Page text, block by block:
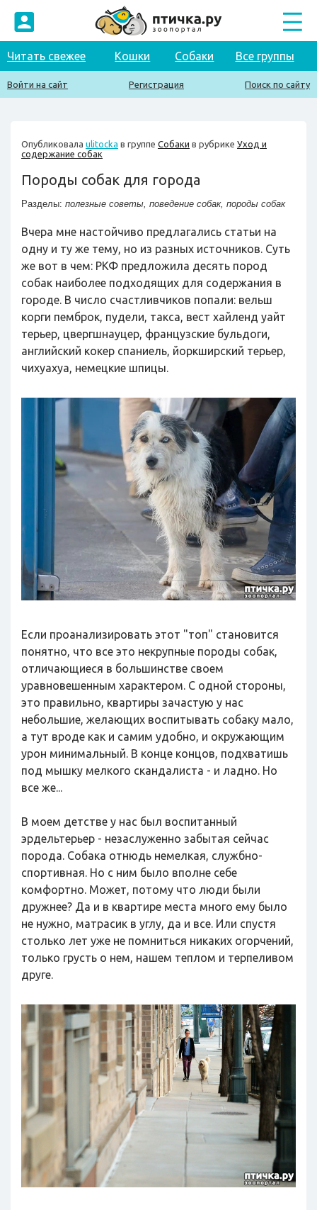
Читать свежее Кошки Собаки Все группы
Войти на сайт Регистрация Поиск по сайту
Опубликовала ulitocka в группе Собаки в рубрике Уход и
содержание собак
Породы собак для города
Разделы: полезные советы, поведение собак, породы собак
Вчера мне настойчиво предлагались статьи на
одну и ту же тему, но из разных источников. Суть
же вот в чем: РКФ предложила десять пород
собак наиболее подходящих для содержания в
городе. В число счастливчиков попали: вельш
корги пемброк, пудели, такса, вест хайленд уайт
терьер, цвергшнауцер, французские бульдоги,
английский кокер спаниель, йоркширский терьер,
чихуахуа, немецкие шпицы.
Если проанализировать этот "топ" становится
понятно, что все это некрупные породы собак,
отличающиеся в большинстве своем
уравновешенным характером. С одной стороны,
это правильно, квартиры зачастую у нас
небольшие, желающих воспитывать собаку мало,
а тут вроде как и самим удобно, и окружающим
урон минимальный. В конце концов, подхватишь
под мышку мелкого скандалиста - и ладно. Но
все же...
В моем детстве у нас был воспитанный
эрдельтерьер - незаслуженно забытая сейчас
порода. Собака отнюдь немелкая, службно-
спортивная. Но с ним было вполне себе
комфортно. Может, потому что люди были
дружнее? Да и в квартире места много ему было
не нужно, матрасик в углу, да и все. Или спустя
столько лет уже не помниться никаких огорчений,
только грусть о нем, нашем теплом и терпеливом
друге.